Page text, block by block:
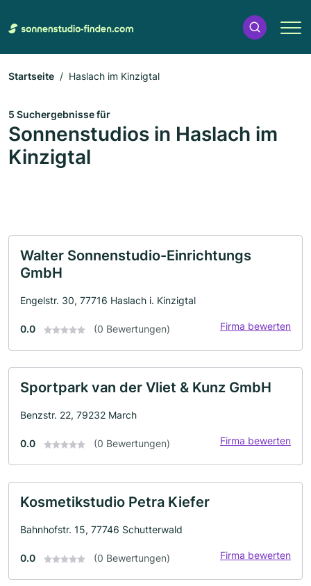
Startseite Haslach im Kinzigtal
5 Suchergebnisse für
Sonnenstudios in Haslach im
Kinzigtal
Walter Sonnenstudio-Einrichtungs
GmbH
Engelstr. 30, 77716 Haslach i. Kinzigtal
0.0 (0 Bewertungen) Firma bewerten
Sportpark van der Vliet & Kunz GmbH
Benzstr. 22, 79232 March
0.0 (0 Bewertungen) Firma bewerten
Kosmetikstudio Petra Kiefer
Bahnhofstr. 15, 77746 Schutterwald
0.0 (0 Bewertungen) Firma bewerten